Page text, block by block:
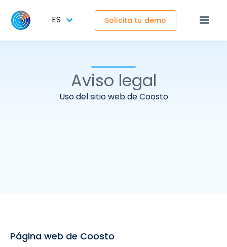
Solicita tu demo
ES
Aviso legal
Uso del sitio web de Coosto
Página web de Coosto